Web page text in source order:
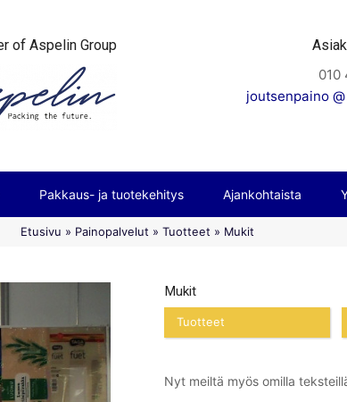
of Aspelin Group
010
joutsenpaino
Pakkaus- ja tuotekehitys Ajankohtaista
Etusivu » Painopalvelut » Tuotteet » Mukit
Mukit
Tuotteet
Nyt meiltä myös omilla